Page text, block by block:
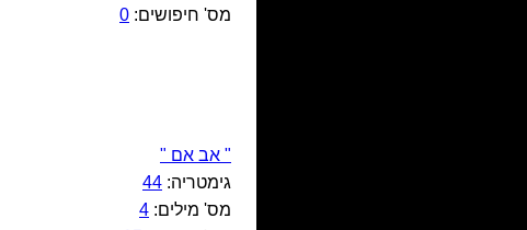
מס' חיפושים: 0
" אב אם "
גימטריה: 44
מס' מילים: 4